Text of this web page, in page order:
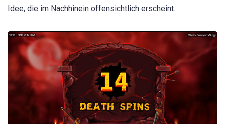
Idee, die im Nachhinein offensichtlich erscheint.